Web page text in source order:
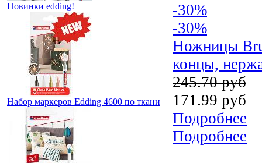
Новинки edding!
Набор маркеров Edding 4600 по ткани
-30%
-30%
Ножницы
концы,
245.70 руб
171.99 руб
Подробнее
Подробнее